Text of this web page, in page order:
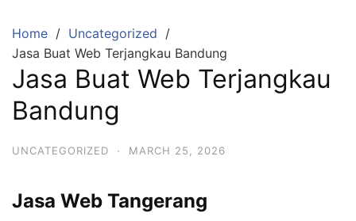
content
Home
Uncategorized
Jasa Buat Web Terjangkau Bandung
Jasa Buat Web Terjangkau
Bandung
UNCATEGORIZED · MARCH 25, 2026
Jasa Web Tangerang